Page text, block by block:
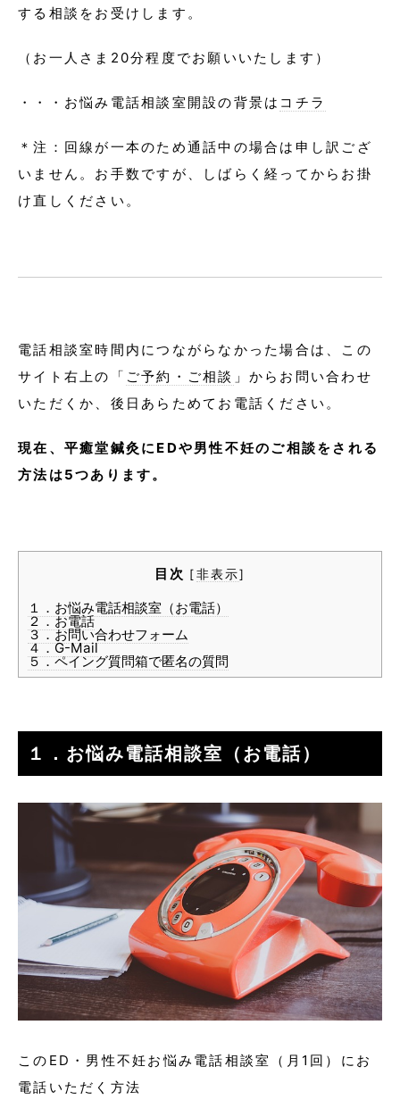
する相談をお受けします。
（お一人さま20分程度でお願いいたします）
・・・お悩み電話相談室開設の背景は コチラ
＊注：回線が一本のため通話中の場合は申し訳ござ
いません。お手数ですが、しばらく経ってからお掛
け直しください。
電話相談室時間内につながらなかった場合は、この
サイト右上の「 ご予約・ご相談 」からお問い合わせ
いただくか、後日あらためてお電話ください。
現在、平癒堂鍼灸にEDや男性不妊のご相談をされる
方法は5つあります。
目次 [非表示]
１．お悩み電話相談室（お電話）
２．お電話
３．お問い合わせフォーム
４．G-Mail
５．ペイング質問箱で匿名の質問
１．お悩み電話相談室（お電話）
このED・男性不妊お悩み電話相談室（月1回）にお
電話いただく方法